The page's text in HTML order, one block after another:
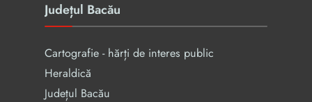
Județul Bacău
Cartografie - hărți de interes public
Heraldică
Județul Bacău